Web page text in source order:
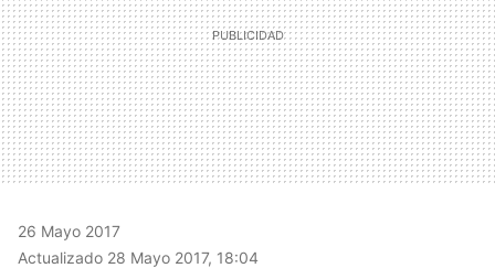
26 Mayo 2017
Actualizado 28 Mayo 2017, 18:04